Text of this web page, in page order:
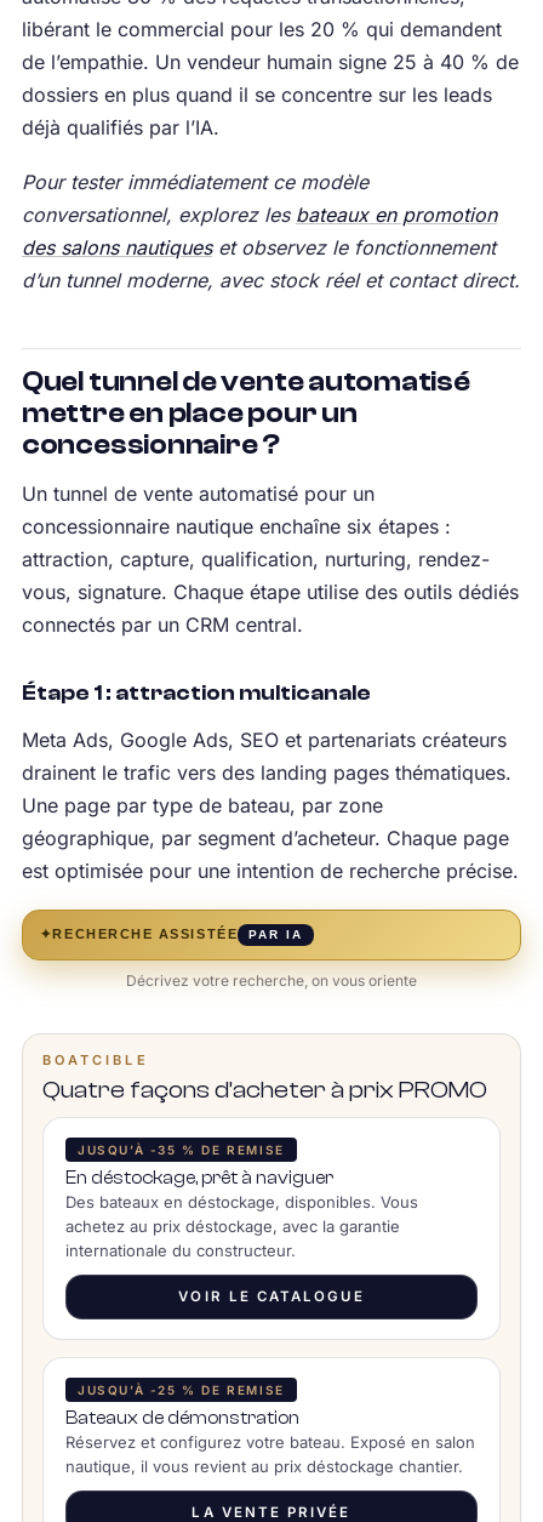
libérant le commercial pour les 20 % qui demandent
de l’empathie. Un vendeur humain signe 25 à 40 % de
dossiers en plus quand il se concentre sur les leads
déjà qualifiés par l’IA.
Pour tester immédiatement ce modèle
conversationnel, explorez les bateaux en promotion
des salons nautiqueset observez le fonctionnement
d’un tunnel moderne, avec stock réel et contact direct.
Quel tunnel de vente automatisé
mettre en place pour un
concessionnaire ?
Un tunnel de vente automatisé pour un
concessionnaire nautique enchaîne six étapes :
attraction, capture, qualification, nurturing, rendez-
vous, signature. Chaque étape utilise des outils dédiés
connectés par un CRM central.
Étape 1 : attraction multicanale
Meta Ads, Google Ads, SEO et partenariats créateurs
drainent le trafic vers des landing pages thématiques.
Une page par type de bateau, par zone
géographique, par segment d’acheteur. Chaque page
est optimisée pour une intention de recherche précise.
✦ RECHERCHE ASSISTÉE PAR IA
Décrivez votre recherche, on vous oriente
BOATCIBLE
Quatre façons d’acheter à prix PROMO
JUSQU’À -35 % DE REMISE
En déstockage, prêt à naviguer
Des bateaux en déstockage, disponibles. Vous
achetez au prix déstockage, avec la garantie
internationale du constructeur.
VOIR LE CATALOGUE
JUSQU’À -25 % DE REMISE
Bateaux de démonstration
Réservez et configurez votre bateau. Exposé en salon
nautique, il vous revient au prix déstockage chantier.
LA VENTE PRIVÉE